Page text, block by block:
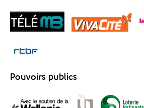
Pouvoirs publics